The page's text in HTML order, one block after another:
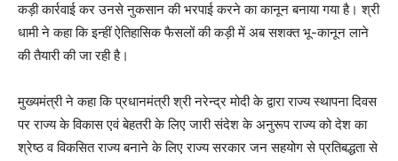
कड़ी कार्रवाई कर उनसे नुकसान की भरपाई करने का कानून बनाया गया है। श्री
धामी ने कहा कि इन्हीं ऐतिहासिक फैसलों की कड़ी में अब सशक्त भू-कानून लाने
की तैयारी की जा रही है।
मुख्यमंत्री ने कहा कि प्रधानमंत्री श्री नरेन्द्र मोदी के द्वारा राज्य स्थापना दिवस
पर राज्य के विकास एवं बेहतरी के लिए जारी संदेश के अनुरूप राज्य को देश का
श्रेष्ठ व विकसित राज्य बनाने के लिए राज्य सरकार जन सहयोग से प्रतिबद्धता से